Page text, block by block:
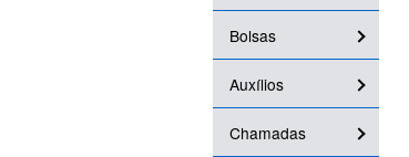
Bolsas
Auxílios
Chamadas